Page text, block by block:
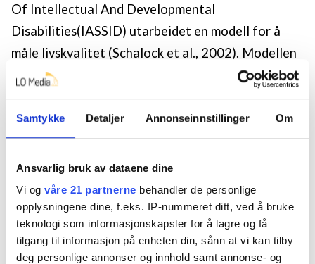
Samtykke Detaljer Annonseinnstillinger Om
Ansvarlig bruk av dataene dine
Vi og våre 21 partnerne behandler de personlige
opplysningene dine, f.eks. IP-nummeret ditt, ved å bruke
teknologi som informasjonskapsler for å lagre og få
tilgang til informasjon på enheten din, sånn at vi kan tilby
deg personlige annonser og innhold samt annonse- og
Of Intellectual And Developmental
Disabilities(IASSID) utarbeidet en modell for å
måle livskvalitet (Schalock et al., 2002). Modellen
er inndelt i de åtte domenene: «Self-
determination, Social inclusion, Rights, Personal
development, Emotional well-being, Physical well-
being, Interpersonal relations, and Material well-
being». For å sikre at personer med
utviklingshemming har god livskvalitet, kreves ofte
tiltak og tjenester innen flere av de åtte
domenene fordi kognitiv funksjonsnedsettelse
påvirker mange livsområder (Mansell & Beadel-